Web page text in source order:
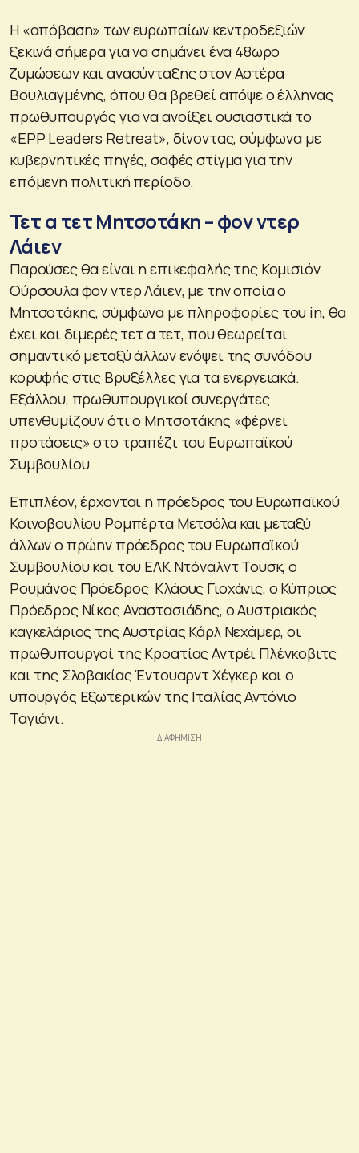
Η «απόβαση» των ευρωπαίων κεντροδεξιών
ξεκινά σήμερα για να σημάνει ένα 48ωρο
ζυμώσεων και ανασύνταξης στον Αστέρα
Βουλιαγμένης, όπου θα βρεθεί απόψε ο έλληνας
πρωθυπουργός για να ανοίξει ουσιαστικά το
«ΕPP Leaders Retreat», δίνοντας, σύμφωνα με
κυβερνητικές πηγές, σαφές στίγμα για την
επόμενη πολιτική περίοδο.
Τετ α τετ Μητσοτάκη – φον ντερ
Λάιεν
Παρούσες θα είναι η επικεφαλής της Κομισιόν
Ούρσουλα φον ντερ Λάιεν, με την οποία ο
Μητσοτάκης, σύμφωνα με πληροφορίες του in, θα
έχει και διμερές τετ α τετ, που θεωρείται
σημαντικό μεταξύ άλλων ενόψει της συνόδου
κορυφής στις Βρυξέλλες για τα ενεργειακά.
Εξάλλου, πρωθυπουργικοί συνεργάτες
υπενθυμίζουν ότι ο Μητσοτάκης «φέρνει
προτάσεις» στο τραπέζι του Ευρωπαϊκού
Συμβουλίου.
Επιπλέον, έρχονται η πρόεδρος του Ευρωπαϊκού
Κοινοβουλίου Ρομπέρτα Μετσόλα και μεταξύ
άλλων ο πρώην πρόεδρος του Ευρωπαϊκού
Συμβουλίου και του ΕΛΚ Ντόναλντ Τουσκ, ο
Ρουμάνος Πρόεδρος Κλάους Γιοχάνις, ο Κύπριος
Πρόεδρος Νίκος Αναστασιάδης, o Αυστριακός
καγκελάριος της Αυστρίας Κάρλ Νεχάμερ, οι
πρωθυπουργοί της Κροατίας Αντρέι Πλένκοβιτς
και της Σλοβακίας Έντουαρντ Χέγκερ και ο
υπουργός Εξωτερικών της Ιταλίας Αντόνιο
Ταγιάνι.